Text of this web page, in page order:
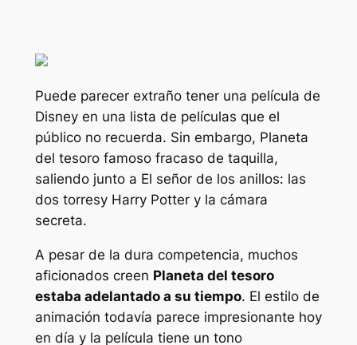
Puede parecer extraño tener una película de
Disney en una lista de películas que el
público no recuerda. Sin embargo, Planeta
del tesorofamoso fracaso de taquilla,
saliendo junto a El señor de los anillos: las
dos torresy Harry Potter y la cámara
secreta.
A pesar de la dura competencia, muchos
aficionados creen Planeta del tesoro
estaba adelantado a su tiempo. El estilo de
animación todavía parece impresionante hoy
en día y la película tiene un tono